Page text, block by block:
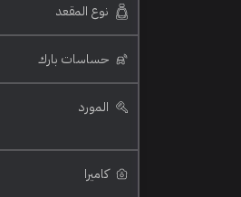
نوع المقعد
حساسات بارك
المورد
كاميرا